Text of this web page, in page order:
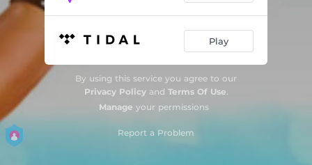
Mientras Mas Metas (Las Metas de la Vida) 03:03
Donde Está Nuestro Amor 04:51
Por Que Te Tengo Que Olvidar
Por Ti Ni un Trago
Play
By using this service you agree to our
Privacy Policyand Terms Of Use.
Manage your permissions
Report a Problem